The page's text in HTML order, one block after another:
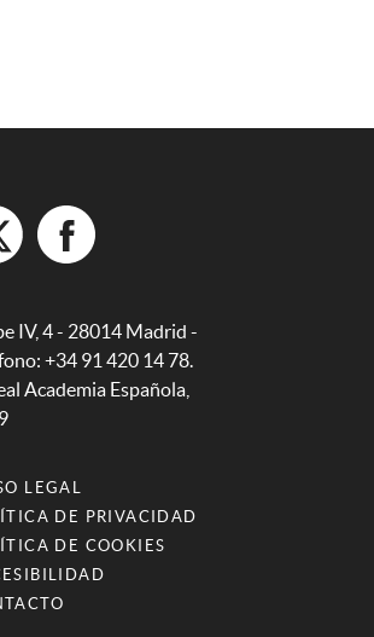
IV, 4 - 28014 Madrid -
+34 91 420 14 78.
Academia Española,
LEGAL
DE PRIVACIDAD
DE COOKIES